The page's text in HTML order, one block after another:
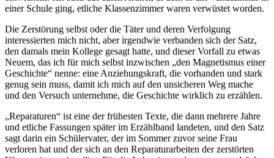
einer Schule ging, etliche Klassenzimmer waren verwüstet worden.
Die Zerstörung selbst oder die Täter und deren Verfolgung
interessierten mich nicht, aber irgendwie verbanden sich der Satz,
den damals mein Kollege gesagt hatte, und dieser Vorfall zu etwas
Neuem, das ich für mich selbst inzwischen „den Magnetismus einer
Geschichte“ nenne: eine Anziehungskraft, die vorhanden und stark
genug sein muss, damit ich mich auf den unsicheren Weg mache
und den Versuch unternehme, die Geschichte wirklich zu erzählen.
„Reparaturen“ ist eine der frühesten Texte, die dann mehrere Jahre
und etliche Fassungen später im Erzählband landeten, und den Satz
sagt darin ein Schülervater, der im Sommer zuvor seine Frau
verloren hat und der sich an den Reparaturarbeiten der zerstörten